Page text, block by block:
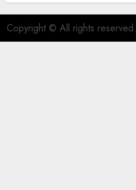
Copyright © All rights reserved.